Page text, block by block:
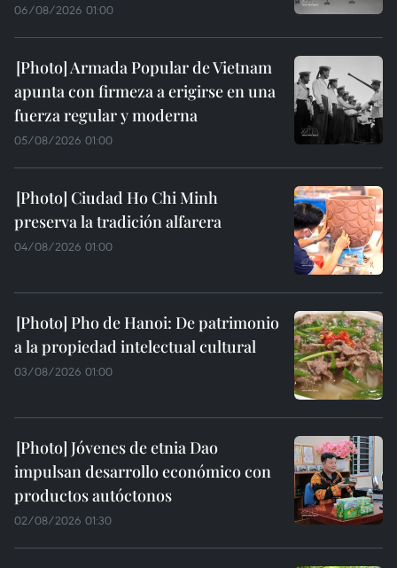
06/08/2026 01:00
Armada Popular de Vietnam
apunta con firmeza a erigirse en una
fuerza regular y moderna
05/08/2026 01:00
Ciudad Ho Chi Minh
preserva la tradición alfarera
04/08/2026 01:00
Pho de Hanoi: De patrimonio
a la propiedad intelectual cultural
03/08/2026 01:00
Jóvenes de etnia Dao
impulsan desarrollo económico con
productos autóctonos
02/08/2026 01:30